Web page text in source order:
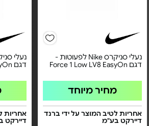
נעלי סניקרס Nike לפעוטות -
דגם Force 1 Low LV8 EasyOn
מחיר מיוחד
אחריות לטיב המוצר על ידי ברנד
דיירקט בע"מ
דגם Air Max 1 EasyOn
אחריות
דיירקט